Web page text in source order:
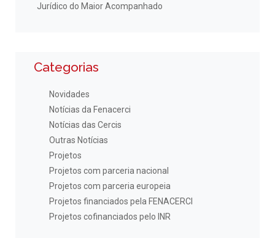
Jurídico do Maior Acompanhado
Categorias
Novidades
Notícias da Fenacerci
Notícias das Cercis
Outras Notícias
Projetos
Projetos com parceria nacional
Projetos com parceria europeia
Projetos financiados pela FENACERCI
Projetos cofinanciados pelo INR